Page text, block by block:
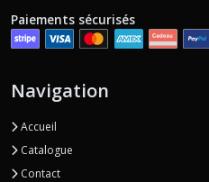
Paiements sécurisés
Navigation
Accueil
Catalogue
Contact